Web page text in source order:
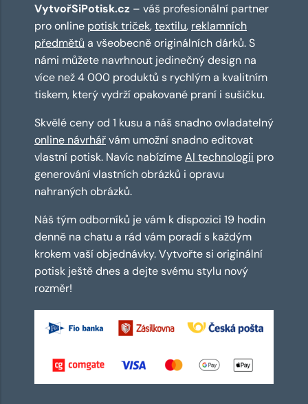
VytvořSiPotisk.cz – váš profesionální partner
pro online potisk triček,textilu, reklamních
předmětů a všeobecně originálních dárků. S
námi můžete navrhnout jedinečný design na
více než 4 000 produktů s rychlým a kvalitním
tiskem, který vydrží opakované praní i sušičku.
Skvělé ceny od 1 kusu a náš snadno ovladatelný
online návrhářvám umožní snadno editovat
vlastní potisk. Navíc nabízímeAI technologii pro
generování vlastních obrázků i opravu
nahraných obrázků.
Náš tým odborníků je vám k dispozici 19 hodin
denně na chatu a rád vám poradí s každým
krokem vaší objednávky. Vytvořte si originální
potisk ještě dnes a dejte svému stylu nový
rozměr!